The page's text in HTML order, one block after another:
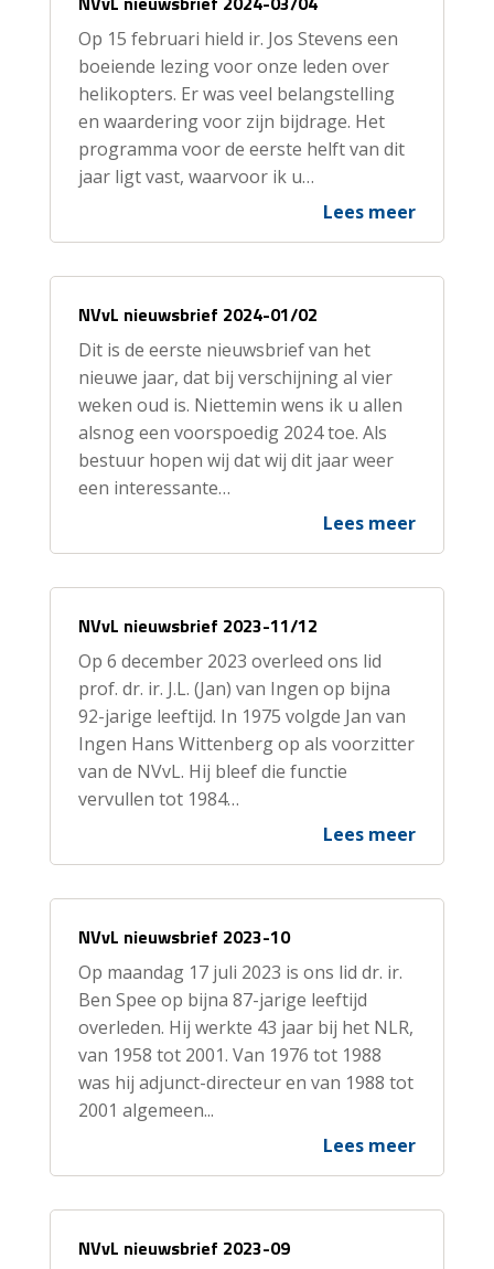
Op 15 februari hield ir. Jos Stevens een
boeiende lezing voor onze leden over
helikopters. Er was veel belangstelling
en waardering voor zijn bijdrage. Het
programma voor de eerste helft van dit
jaar ligt vast, waarvoor ik u…
Lees meer
NVvL nieuwsbrief 2024-01/02
Dit is de eerste nieuwsbrief van het
nieuwe jaar, dat bij verschijning al vier
weken oud is. Niettemin wens ik u allen
alsnog een voorspoedig 2024 toe. Als
bestuur hopen wij dat wij dit jaar weer
een interessante…
Lees meer
NVvL nieuwsbrief 2023-11/12
Op 6 december 2023 overleed ons lid
prof. dr. ir. J.L. (Jan) van Ingen op bijna
92-jarige leeftijd. In 1975 volgde Jan van
Ingen Hans Wittenberg op als voorzitter
van de NVvL. Hij bleef die functie
vervullen tot 1984…
Lees meer
NVvL nieuwsbrief 2023-10
Op maandag 17 juli 2023 is ons lid dr. ir.
Ben Spee op bijna 87-jarige leeftijd
overleden. Hij werkte 43 jaar bij het NLR,
van 1958 tot 2001. Van 1976 tot 1988
was hij adjunct-directeur en van 1988 tot
2001 algemeen...
Lees meer
NVvL nieuwsbrief 2023-09